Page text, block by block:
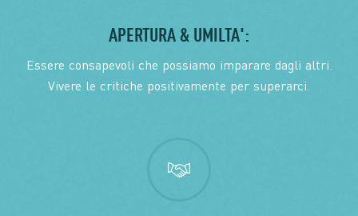
APERTURA & UMILTA':
Essere consapevoli che possiamo imparare dagli altri.
Vivere le critiche positivamente per superarci.